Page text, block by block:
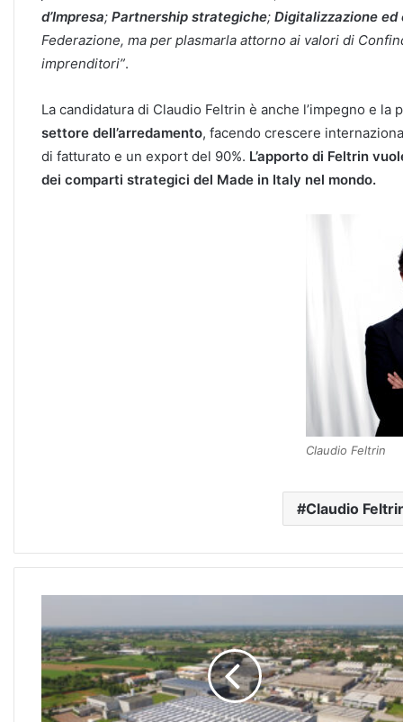
d’Impresa; Partnership strategiche; Digitalizzazione ed
Federazione, ma per plasmarla attorno ai valori di
imprenditori”.
La candidatura di Claudio Feltrin è anche l’impegno e
settore dell’arredamento, facendo crescere
di fatturato e un export del 90%. L’apporto di Feltrin
dei comparti strategici del Made in Italy nel mondo.
Claudio Feltrin
Claudio